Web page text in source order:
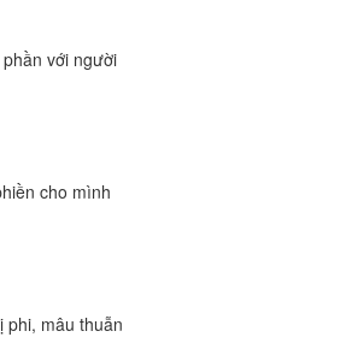
với người
cho mình
phi, mâu thuẫn